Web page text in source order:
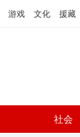
游戏 文化 援藏
社会